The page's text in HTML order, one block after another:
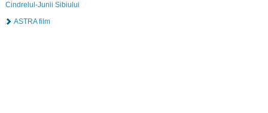
Cindrelul-Junii Sibiului
ASTRA film